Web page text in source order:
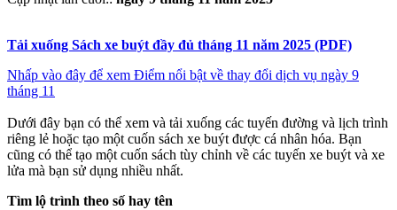
Tải xuống Sách xe buýt đầy đủ tháng 11 năm 2025 (PDF)
Nhấp vào đây để xem Điểm nổi bật về thay đổi dịch vụ ngày 9
tháng 11
Dưới đây bạn có thể xem và tải xuống các tuyến đường và lịch trình
riêng lẻ hoặc tạo một cuốn sách xe buýt được cá nhân hóa. Bạn
cũng có thể tạo một cuốn sách tùy chỉnh về các tuyến xe buýt và xe
lửa mà bạn sử dụng nhiều nhất.
Tìm lộ trình theo số hay tên